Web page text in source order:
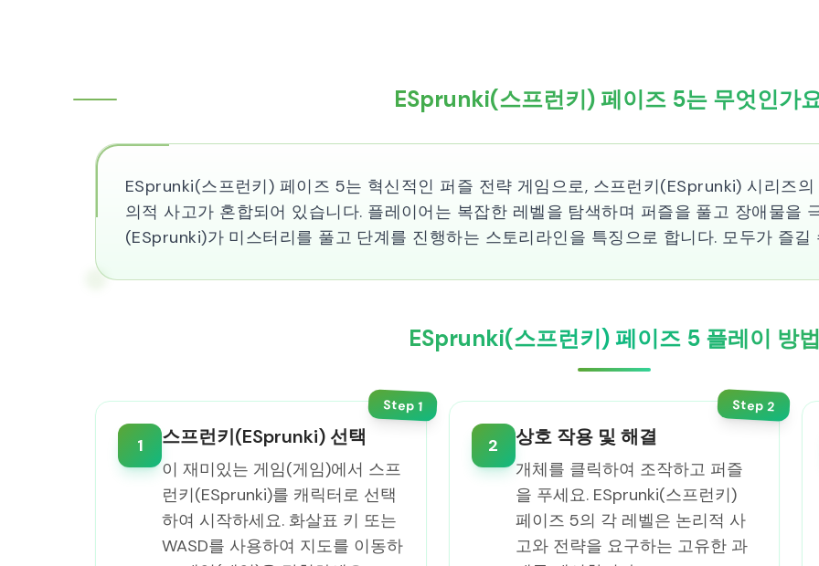
ESprunki(스프런키) 페이즈 5는 무엇인가
ESprunki(스프런키) 페이즈 5는 혁신적인 퍼즐 전략 게임으로, 스프런키(ESprunki) 시리즈
의적 사고가 혼합되어 있습니다. 플레이어는 복잡한 레벨을 탐색하며 퍼즐을 풀고 장애물을
(ESprunki)가 미스터리를 풀고 단계를 진행하는 스토리라인을 특징으로 합니다. 모두가 즐
ESprunki(스프런키) 페이즈 5 플레이 방
Step1
1 스프런키(ESprunki) 선택
이 재미있는 게임(게임)에서 스프
런키(ESprunki)를 캐릭터로 선택
하여 시작하세요. 화살표 키 또는
WASD를 사용하여 지도를 이동하
Step2
2 상호 작용 및 해결
개체를 클릭하여 조작하고 퍼즐
을 푸세요. ESprunki(스프런키)
페이즈 5의 각 레벨은 논리적 사
고와 전략을 요구하는 고유한 과